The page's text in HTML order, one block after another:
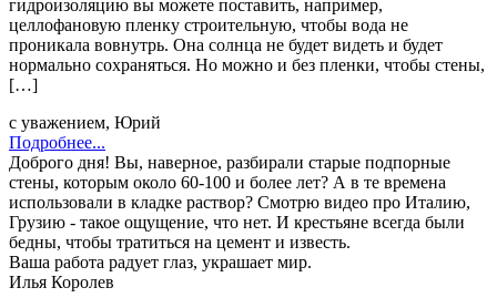
гидроизоляцию вы можете поставить, например,
целлофановую пленку строительную, чтобы вода не
проникала вовнутрь. Она солнца не будет видеть и будет
нормально сохраняться. Но можно и без пленки, чтобы стены,
[…]
с уважением, Юрий
Подробнее...
Доброго дня! Вы, наверное, разбирали старые подпорные
стены, которым около 60-100 и более лет? А в те времена
использовали в кладке раствор? Смотрю видео про Италию,
Грузию - такое ощущение, что нет. И крестьяне всегда были
бедны, чтобы тратиться на цемент и известь.
Ваша работа радует глаз, украшает мир.
Илья Королев